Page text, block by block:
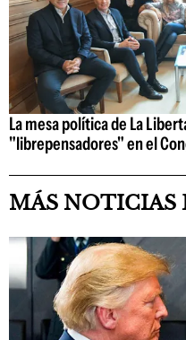
La mesa política de La
"librepensadores" en el
MÁS NOTICIAS